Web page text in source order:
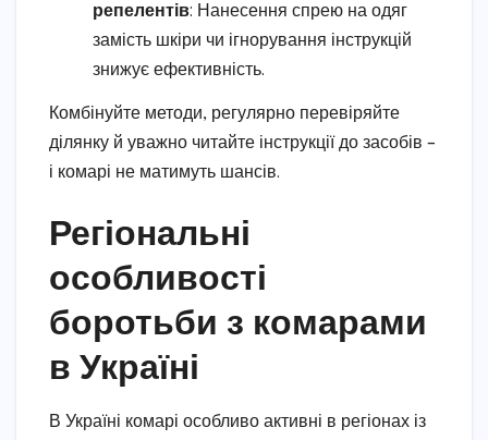
репелентів: Нанесення спрею на одяг
замість шкіри чи ігнорування інструкцій
знижує ефективність.
Комбінуйте методи, регулярно перевіряйте
ділянку й уважно читайте інструкції до засобів –
і комарі не матимуть шансів.
Регіональні
особливості
боротьби з комарами
в Україні
В Україні комарі особливо активні в регіонах із